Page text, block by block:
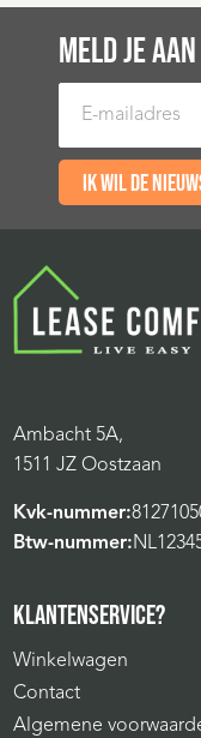
MELD JE
E-mailadres
Ik wil de
Ambacht 5A,
1511 JZ Oostzaan
Kvk-nummer:
Btw-nummer:
KLANTENSERVICE?
Winkelwagen
Contact
Algemene